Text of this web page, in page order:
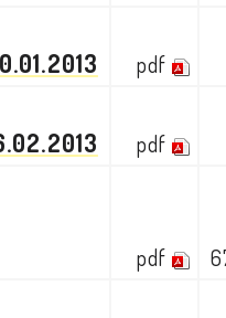
pdf
pdf
pdf